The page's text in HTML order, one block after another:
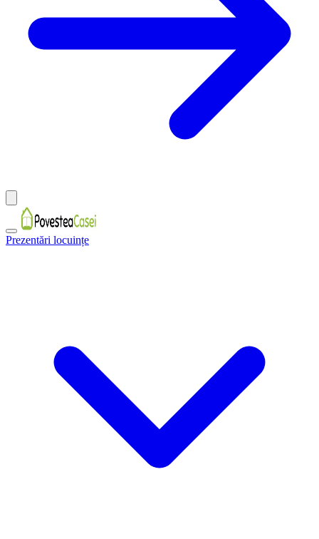
Prezentări locuințe